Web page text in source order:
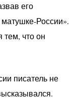
его
России».
тем, что он
писатель не